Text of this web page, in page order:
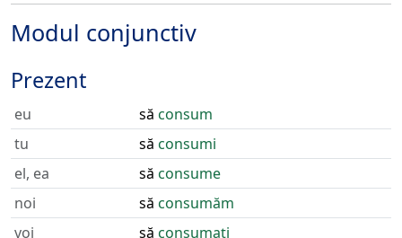
Modul conjunctiv
Prezent
eu să consum
tu
să consumi
el, ea
să consume
noi
să consumăm
voi
să consumați